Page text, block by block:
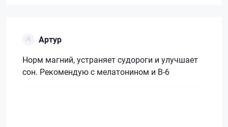
Артур
Норм магний, устраняет судороги и улучшает
сон. Рекомендую с мелатонином и В-6